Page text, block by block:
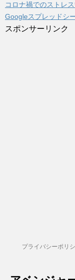
コロナ禍でのストレ
Googleスプレッドシ
スポンサーリンク
プライバシーポリ